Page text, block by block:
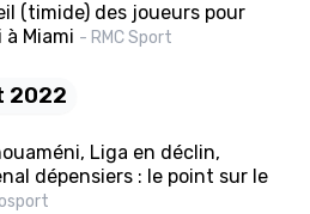
(timide) des joueurs pour
Miami - RMC Sport
2022
Liga en déclin,
dépensiers : le point sur le